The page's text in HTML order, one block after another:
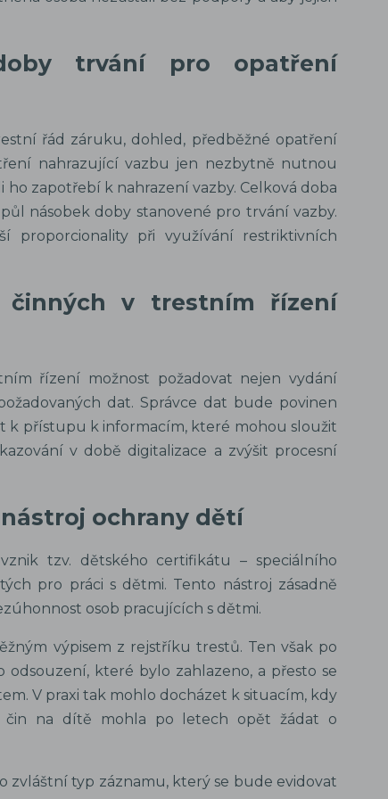
trvání pro opatření
řád záruku, dohled, předběžné opatření
nahrazující vazbu jen nezbytně nutnou
zapotřebí k nahrazení vazby. Celková doba
násobek doby stanovené pro trvání vazby.
proporcionality při využívání restriktivních
činných v trestním řízení
řízení možnost požadovat nejen vydání
dat. Správce dat bude povinen
k přístupu k informacím, které mohou sloužit
v době digitalizace a zvýšit procesní
ochrany dětí
tzv. dětského certifikátu – speciálního
pro práci s dětmi. Tento nástroj zásadně
osob pracujících s dětmi.
výpisem z rejstříku trestů. Ten však po
které bylo zahlazeno, a přesto se
V praxi tak mohlo docházet k situacím, kdy
čin na dítě mohla po letech opět žádat o
zvláštní typ záznamu, který se bude evidovat